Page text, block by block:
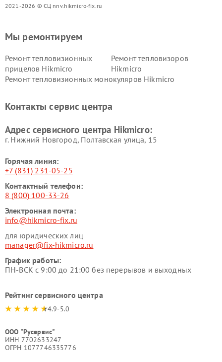
2021-2026 © СЦ nnv.hikmicro-fix.ru
Мы ремонтируем
Ремонт тепловизионных
прицелов Hikmicro
Ремонт тепловизоров
Hikmicro
Ремонт тепловизионных монокуляров Hikmicro
Контакты сервис центра
Адрес сервисного центра Hikmicro:
г. Нижний Новгород, Полтавская улица, 15
Горячая линия:
+7 (831) 231-05-25
Контактный телефон:
8 (800) 100-33-26
Электронная почта:
info@hikmicro-fix.ru
для юридических лиц
manager@fix-hikmicro.ru
График работы:
ПН-ВСК с 9:00 до 21:00 без перерывов и выходных
Рейтинг сервисного центра
4.9-5.0
ООО "Русервис"
ИНН 7702633247
ОГРН 1077746335776